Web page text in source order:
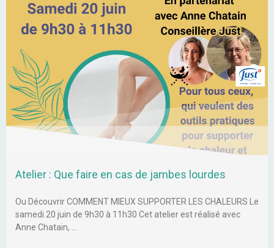
Atelier : Que faire en cas de jambes lourdes
Ou Découvrir COMMENT MIEUX SUPPORTER LES CHALEURS Le
samedi 20 juin de 9h30 à 11h30 Cet atelier est réalisé avec
Anne Chatain, …